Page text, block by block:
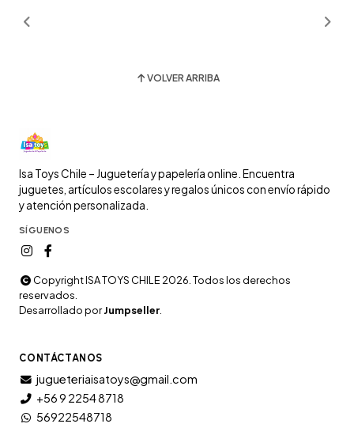
VOLVER ARRIBA
Isa Toys Chile – Juguetería y papelería online. Encuentra
juguetes, artículos escolares y regalos únicos con envío rápido
y atención personalizada.
SÍGUENOS
Copyright ISA TOYS CHILE 2026. Todos los derechos
reservados.
Desarrollado porJumpseller
CONTÁCTANOS
jugueteriaisatoys@gmail.com
+56 9 2254 8718
56922548718